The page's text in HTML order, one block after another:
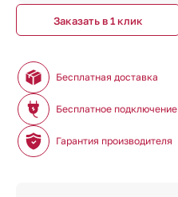
Заказать в 1 клик
Бесплатная доставка
Бесплатное подключение
Гарантия производителя